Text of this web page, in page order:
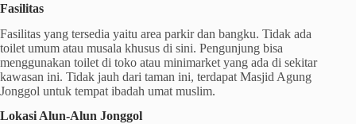
Fasilitas
Fasilitas yang tersedia yaitu area parkir dan bangku. Tidak ada
toilet umum atau musala khusus di sini. Pengunjung bisa
menggunakan toilet di toko atau minimarket yang ada di sekitar
kawasan ini. Tidak jauh dari taman ini, terdapat Masjid Agung
Jonggol untuk tempat ibadah umat muslim.
Lokasi Alun-Alun Jonggol